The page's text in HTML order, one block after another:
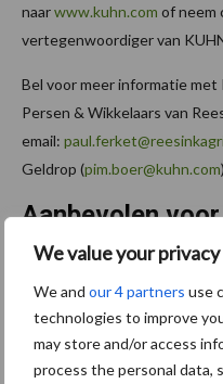
We value your privacy
We and our 4 partners use
technologies to improve
may store and/or access
process the personal data,
naarwww.kuhn.com of neem
vertegenwoordiger van
Bel voor meer informatie
Persen & Wikkelaars van
email:
Geldrop (pim.boer@kuhn.com)
Aanbevolen